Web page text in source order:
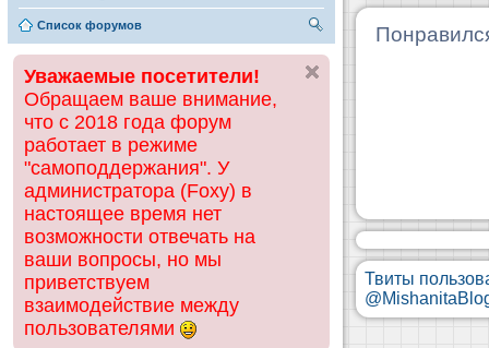
Список форумов
ск
Уважаемые посетители!
Обращаем ваше внимание,
что с 2018 года форум
работает в режиме
"самоподдержания". У
администратора (Foxy) в
настоящее время нет
возможности отвечать на
ваши вопросы, но мы
приветствуем
взаимодействие между
пользователями
Твиты